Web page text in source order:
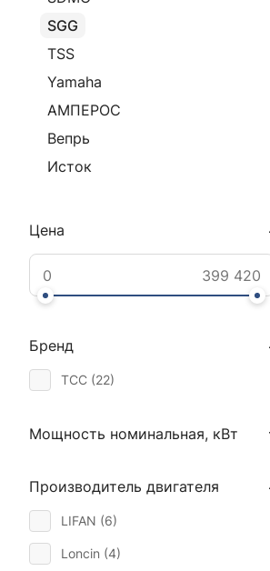
SGG
TSS
Yamaha
АМПЕРОС
Вепрь
Исток
Цена
Бренд
ТСС (22)
Мощность номинальная, кВт
Производитель двигателя
LIFAN (6)
Loncin (4)